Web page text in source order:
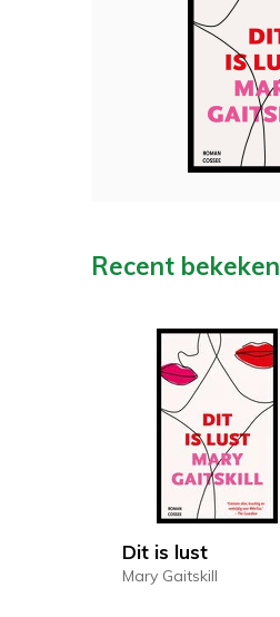
Recent bekeken
Dit is lust
Mary Gaitskill